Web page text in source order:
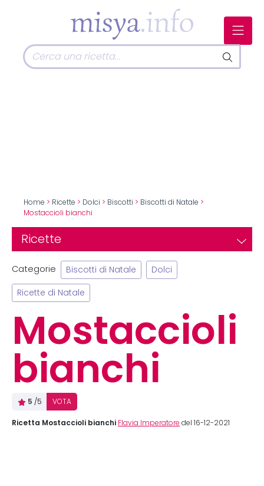
Home > Ricette > Dolci > Biscotti > Biscotti di Natale >
Mostaccioli bianchi
Ricette
Categorie Biscotti di Natale Dolci
Ricette di Natale
Mostaccioli
bianchi
5 /5 VOTA
Ricetta Mostaccioli bianchi Flavia Imperatore del 16-12-2021